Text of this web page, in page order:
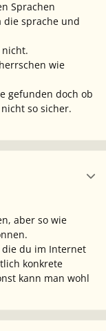
Sprachen
die sprache und
wie
gefunden doch ob
so sicher.
aber so wie
du im Internet
konkrete
kann man wohl